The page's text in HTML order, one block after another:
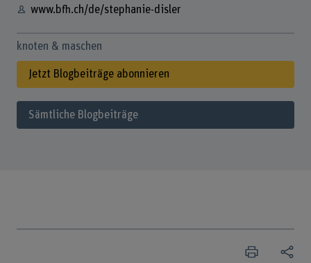
www.bfh.ch/de/stephanie-disler
knoten & maschen
Jetzt Blogbeiträge abonnieren
Sämtliche Blogbeiträge